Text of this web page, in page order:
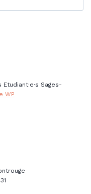
Sages-
WP